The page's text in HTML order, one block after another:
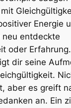
Energie
entdeckte
oder
dir seine
aber es greift
an. Ein